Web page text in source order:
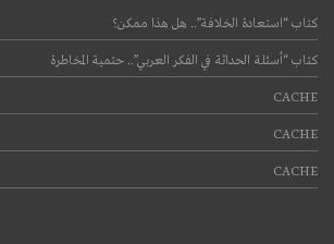
كتاب “استعادة الخلافة”.. هل هذا ممكن؟
كتاب “أسئلة الحداثة في الفكر العربي”.. حتمية المخاطرة
CACHE
CACHE
CACHE